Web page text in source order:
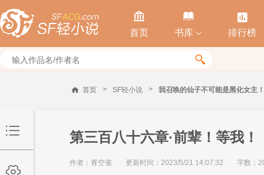

首页

书库 

排行榜

首页 > SF轻小说 > 我召唤的仙子不可能是黑化女主！
第三百八十六章·前辈！等我！
作者：青空雀 更新时间：2023/5/21 14:07:32 字数：